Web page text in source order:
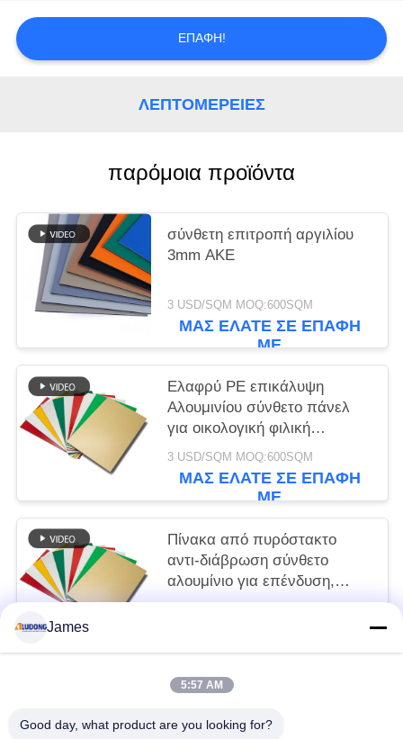
ΠΟΛΙΤΙΚΉ
ΕΠΑΦΉ!
ΛΕΠΤΟΜΈΡΕΙΕΣ
παρόμοια προϊόντα
σύνθετη επιτροπή αργιλίου
3mm ΑΚΕ
3 USD/SQM MOQ:600SQM
ΜΑΣ ΕΛΆΤΕ ΣΕ ΕΠΑΦΉ
ΜΕ
Ελαφρύ PE επικάλυψη
Αλουμινίου σύνθετο πάνελ
για οικολογική φιλική
σήμανση, μπροστινή πλευρά
του καταστήματος, εσωτερική
3 USD/SQM MOQ:600SQM
ΜΑΣ ΕΛΆΤΕ ΣΕ ΕΠΑΦΉ
ΜΕ
Πίνακα από πυρόστακτο
αντι-διάβρωση σύνθετο
αλουμίνιο για επένδυση,
τοίχους κουρτίνας, εσωτερική
ΜΕ
James
5:57 AM
Good day, what product are you looking for?